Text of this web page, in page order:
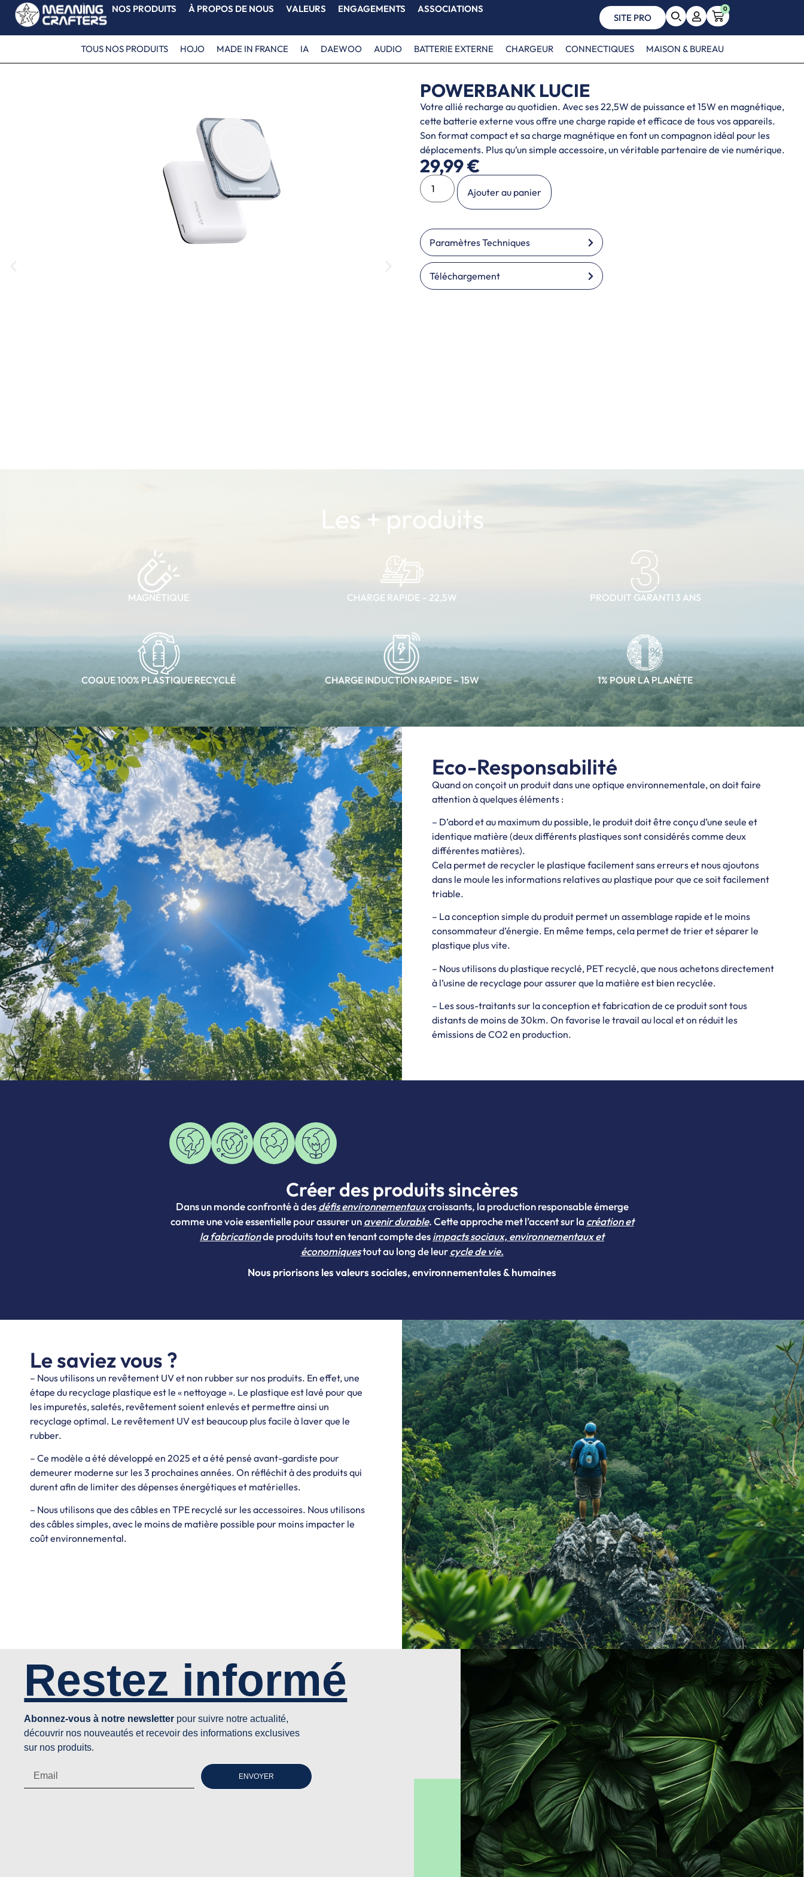
NOS PRODUITS À PROPOS DE NOUS VALEURS ENGAGEMENTS ASSOCIATIONS
SITE PRO
0
TOUS NOS PRODUITS HOJO MADE IN FRANCE IA DAEWOO AUDIO BATTERIE EXTERNE CHARGEUR CONNECTIQUES MAISON & BUREAU
POWERBANK LUCIE
Votre allié recharge au quotidien. Avec ses 22,5W de puissance et 15W en magnétique,
cette batterie externe vous offre une charge rapide et efficace de tous vos appareils.
Son format compact et sa charge magnétique en font un compagnon idéal pour les
déplacements. Plus qu’un simple accessoire, un véritable partenaire de vie numérique.
29,99€
Ajouter au panier
Paramètres Techniques
Téléchargement
Les + produits
MAGNÉTIQUE CHARGE RAPIDE – 22,5W PRODUIT GARANTI 3 ANS
COQUE 100% PLASTIQUE RECYCLÉ CHARGE INDUCTION RAPIDE – 15W 1% POUR LA PLANÈTE
Eco-Responsabilité
Quand on conçoit un produit dans une optique environnementale, on doit faire
attention à quelques éléments :
– D’abord et au maximum du possible, le produit doit être conçu d’une seule et
identique matière (deux différents plastiques sont considérés comme deux
différentes matières).
Cela permet de recycler le plastique facilement sans erreurs et nous ajoutons
dans le moule les informations relatives au plastique pour que ce soit facilement
triable.
– La conception simple du produit permet un assemblage rapide et le moins
consommateur d’énergie. En même temps, cela permet de trier et séparer le
plastique plus vite.
– Nous utilisons du plastique recyclé, PET recyclé, que nous achetons directement
à l’usine de recyclage pour assurer que la matière est bien recyclée.
– Les sous-traitants sur la conception et fabrication de ce produit sont tous
distants de moins de 30km. On favorise le travail au local et on réduit les
émissions de CO2 en production.
Créer des produits sincères
Dans un monde confronté à desdéfis environnementauxcroissants, la production responsable émerge
comme une voie essentielle pour assurer unavenir durable. Cette approche met l’accent sur la création et
la fabricationde produits tout en tenant compte desimpacts sociaux, environnementaux et
économiquestout au long de leurcycle de vie.
Nous priorisons les valeurs sociales, environnementales & humaines
Le saviez vous ?
– Nous utilisons un revêtement UV et non rubber sur nos produits. En effet, une
étape du recyclage plastique est le « nettoyage ». Le plastique est lavé pour que
les impuretés, saletés, revêtement soient enlevés et permettre ainsi un
recyclage optimal. Le revêtement UV est beaucoup plus facile à laver que le
rubber.
– Ce modèle a été développé en 2025 et a été pensé avant-gardiste pour
demeurer moderne sur les 3 prochaines années. On réfléchit à des produits qui
durent afin de limiter des dépenses énergétiques et matérielles.
– Nous utilisons que des câbles en TPE recyclé sur les accessoires. Nous utilisons
des câbles simples, avec le moins de matière possible pour moins impacter le
coût environnemental.
Restez informé
Abonnez-vous à notre newsletter pour suivre notre actualité,
découvrir nos nouveautés et recevoir des informations exclusives
sur nos produits.
ENVOYER